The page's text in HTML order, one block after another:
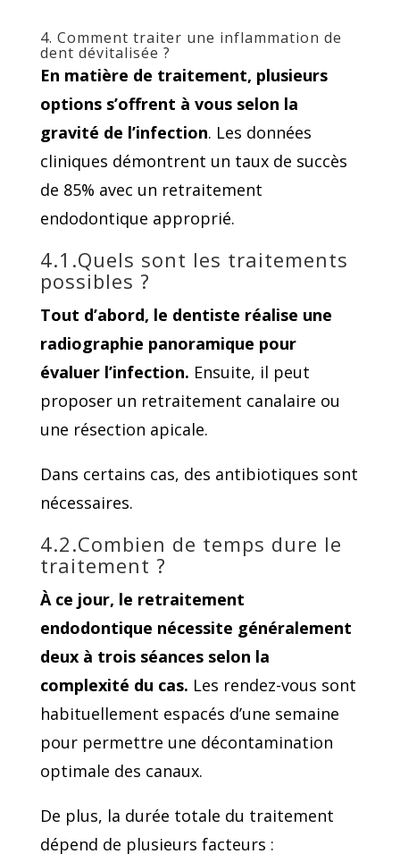
4. Comment traiter une inflammation de
dent dévitalisée ?
En matière de traitement, plusieurs
options s’offrent à vous selon la
gravité de l’infection. Les données
cliniques démontrent un taux de succès
de 85% avec un retraitement
endodontique approprié.
4.1.Quels sont les traitements
possibles ?
Tout d’abord, le dentiste réalise une
radiographie panoramique pour
évaluer l’infection. Ensuite, il peut
proposer un retraitement canalaire ou
une résection apicale.
Dans certains cas, des antibiotiques sont
nécessaires.
4.2.Combien de temps dure le
traitement ?
À ce jour, le retraitement
endodontique nécessite généralement
deux à trois séances selon la
complexité du cas. Les rendez-vous sont
habituellement espacés d’une semaine
pour permettre une décontamination
optimale des canaux.
De plus, la durée totale du traitement
dépend de plusieurs facteurs :